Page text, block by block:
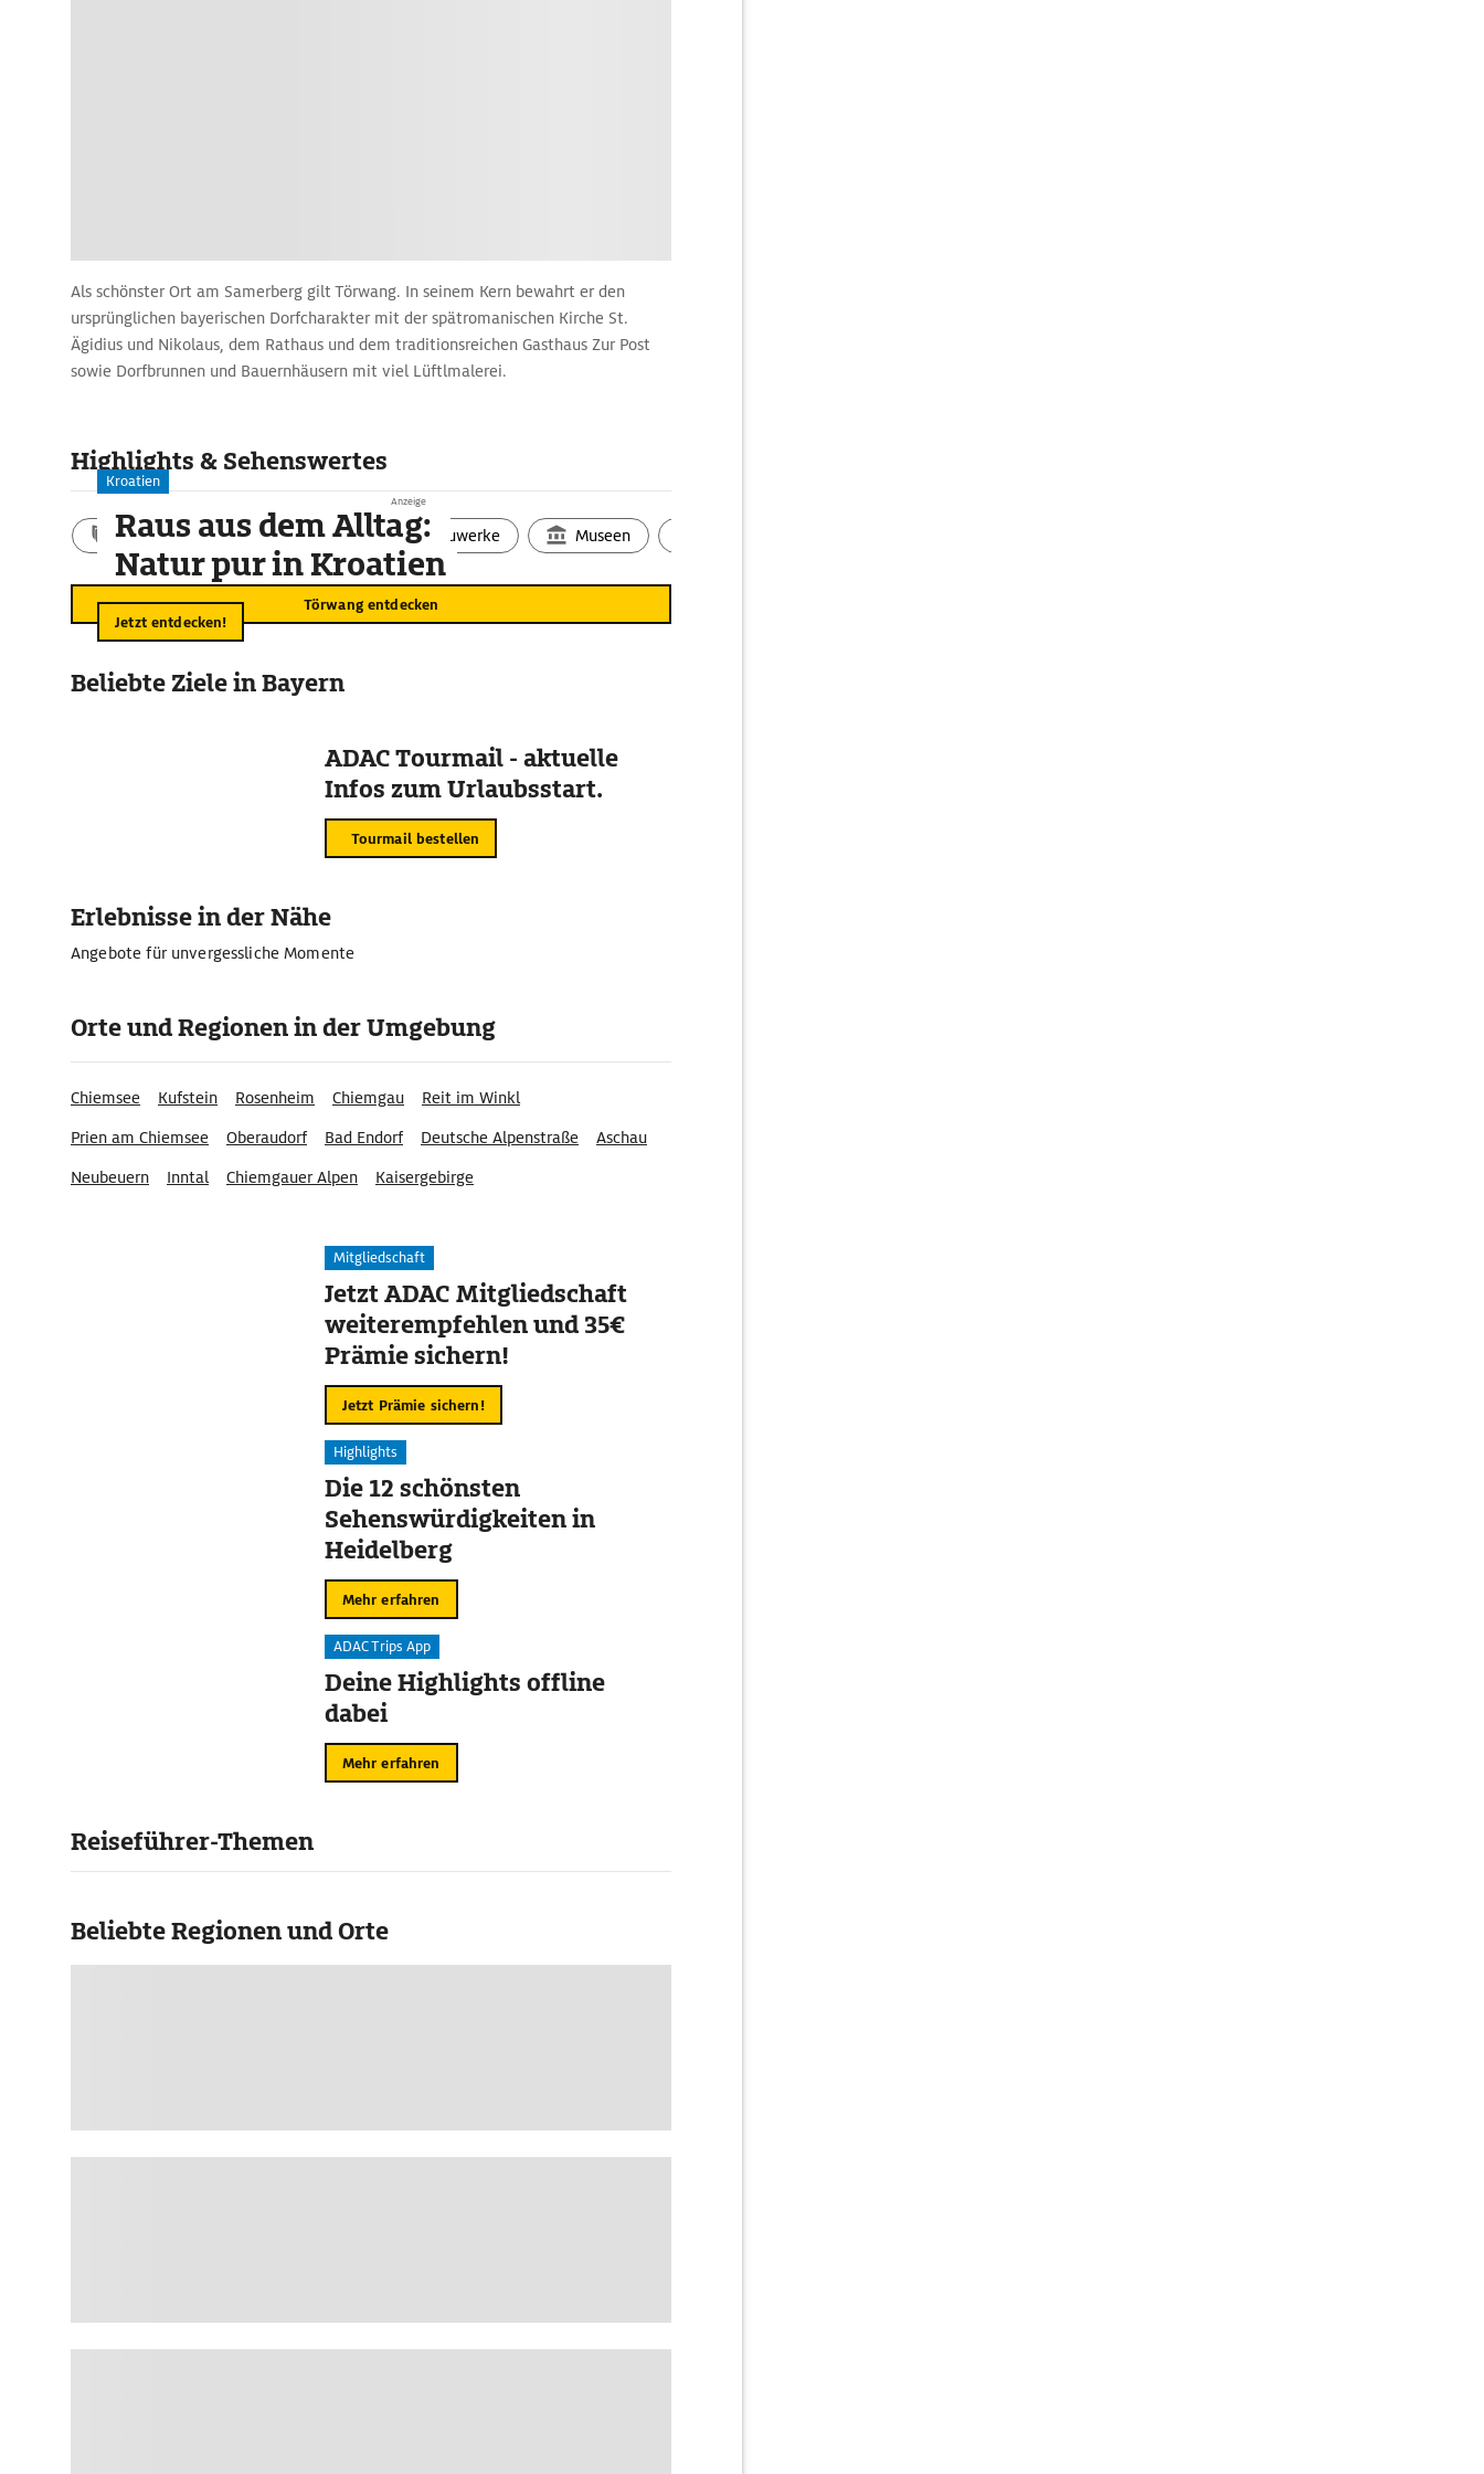
Als schönster Ort am Samerberg gilt Törwang. In seinem Kern bewahrt er den
ursprünglichen bayerischen Dorfcharakter mit der spätromanischen Kirche St.
Ägidius und Nikolaus, dem Rathaus und dem traditionsreichen Gasthaus Zur Post
sowie Dorfbrunnen und Bauernhäusern mit viel Lüftlmalerei.
Highlights & Sehenswertes
Aktivitäten Landschaft Bauwerke Museen
Törwang entdecken
Anzeige
Kroatien
Raus aus dem Alltag:
Natur pur in Kroatien
Jetzt entdecken!
Beliebte Ziele in Bayern
ADAC Tourmail - aktuelle
Infos zum Urlaubsstart.
Tourmail bestellen
Erlebnisse in der Nähe
Angebote für unvergessliche Momente
Orte und Regionen in der Umgebung
Chiemsee Kufstein Rosenheim Chiemgau
Reit im Winkl
Prien am Chiemsee
Oberaudorf Bad Endorf Deutsche Alpenstraße
Aschau
Neubeuern
Inntal Chiemgauer Alpen
Kaisergebirge
Mitgliedschaft
Jetzt ADAC Mitgliedschaft
weiterempfehlen und 35€
Prämie sichern!
Jetzt Prämie sichern!
Highlights
Die 12 schönsten
Sehenswürdigkeiten in
Heidelberg
Mehr erfahren
ADAC Trips App
Deine Highlights offline
dabei
Mehr erfahren
Reiseführer-Themen
Beliebte Regionen und Orte